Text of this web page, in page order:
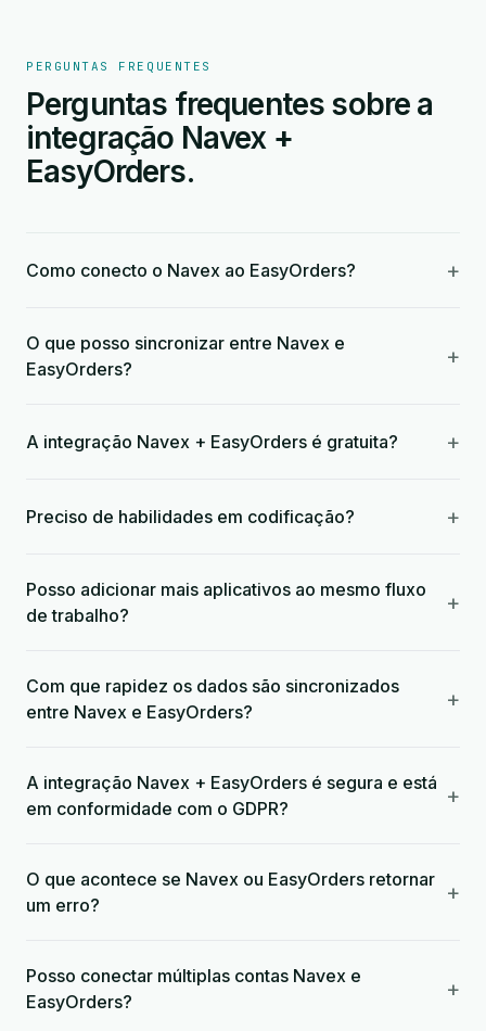
PERGUNTAS FREQUENTES
Perguntas frequentes sobre a
integração Navex +
EasyOrders.
Como conecto o Navex ao EasyOrders? +
O que posso sincronizar entre Navex e
EasyOrders?
+
A integração Navex + EasyOrders é gratuita? +
Preciso de habilidades em codificação? +
Posso adicionar mais aplicativos ao mesmo fluxo
de trabalho?
+
Com que rapidez os dados são sincronizados
entre Navex e EasyOrders?
+
A integração Navex + EasyOrders é segura e está
em conformidade com o GDPR?
+
O que acontece se Navex ou EasyOrders retornar
um erro?
+
Posso conectar múltiplas contas Navex e
EasyOrders?
+